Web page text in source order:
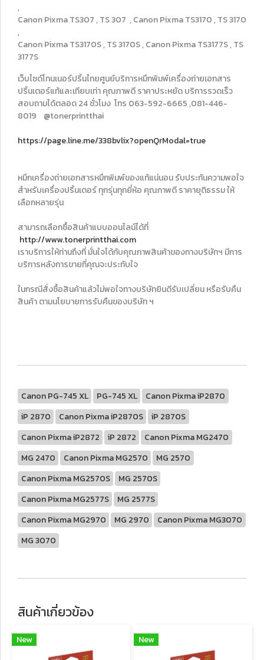
,
Canon Pixma TS307 , TS 307 , Canon Pixma TS3170 , TS 3170
,
Canon Pixma TS3170S , TS 3170S , Canon Pixma TS3177S , TS
3177S
เว็บไซด์โทนเนอร์ปริ้นไทยศูนย์บริการหมึกพิมพ์เครื่องถ่ายเอกสาร
ปริ้นเตอร์แท้และเทียบเท่า คุณภาพดี ราคาประหยัด บริการรวดเร็ว
สอบถามได้ตลอด 24 ชั่วโมง โทร 063-592-6665 ,081-446-
8019 @tonerprintthai
https://page.line.me/338bvlix?openQrModal=true
หมึกเครื่องถ่ายเอกสารหมึกพิมพ์ของแท้แน่นอน รับประกันความพอใจ
สำหรับเครื่องปริ้นเตอร์ ทุกรุ่นทุกยี่ห้อ คุณภาพดี ราคายุติธรรม ให้
เลือกหลายรุ่น
สามารถเลือกซื้อสินค้าแบบออนไลน์ได้ที่
http://www.tonerprintthai.com
เราบริการให้ท่านถึงที่ มั่นใจได้กับคุณภาพสินค้าของทางบริษัทฯ มีการ
บริการหลังการขายที่คุณจะประทับใจ
ในกรณีสั่งซื้อสินค้าแล้วไม่พอใจทางบริษัทยินดีรับเปลี่ยน หรือรับคืน
สินค้า ตามนโยบายการรับคืนของบริษัท ฯ
Canon PG-745 XL PG-745 XL
Canon Pixma iP2870
iP 2870
Canon Pixma iP2870S
iP 2870S
Canon Pixma iP2872
iP 2872
Canon Pixma MG2470
MG 2470
Canon Pixma MG2570
MG 2570
Canon Pixma MG2570S
MG 2570S
Canon Pixma MG2577S
MG 2577S
Canon Pixma MG2970
MG 2970
Canon Pixma MG3070
MG 3070
สินค้าเกี่ยวข้อง
New New